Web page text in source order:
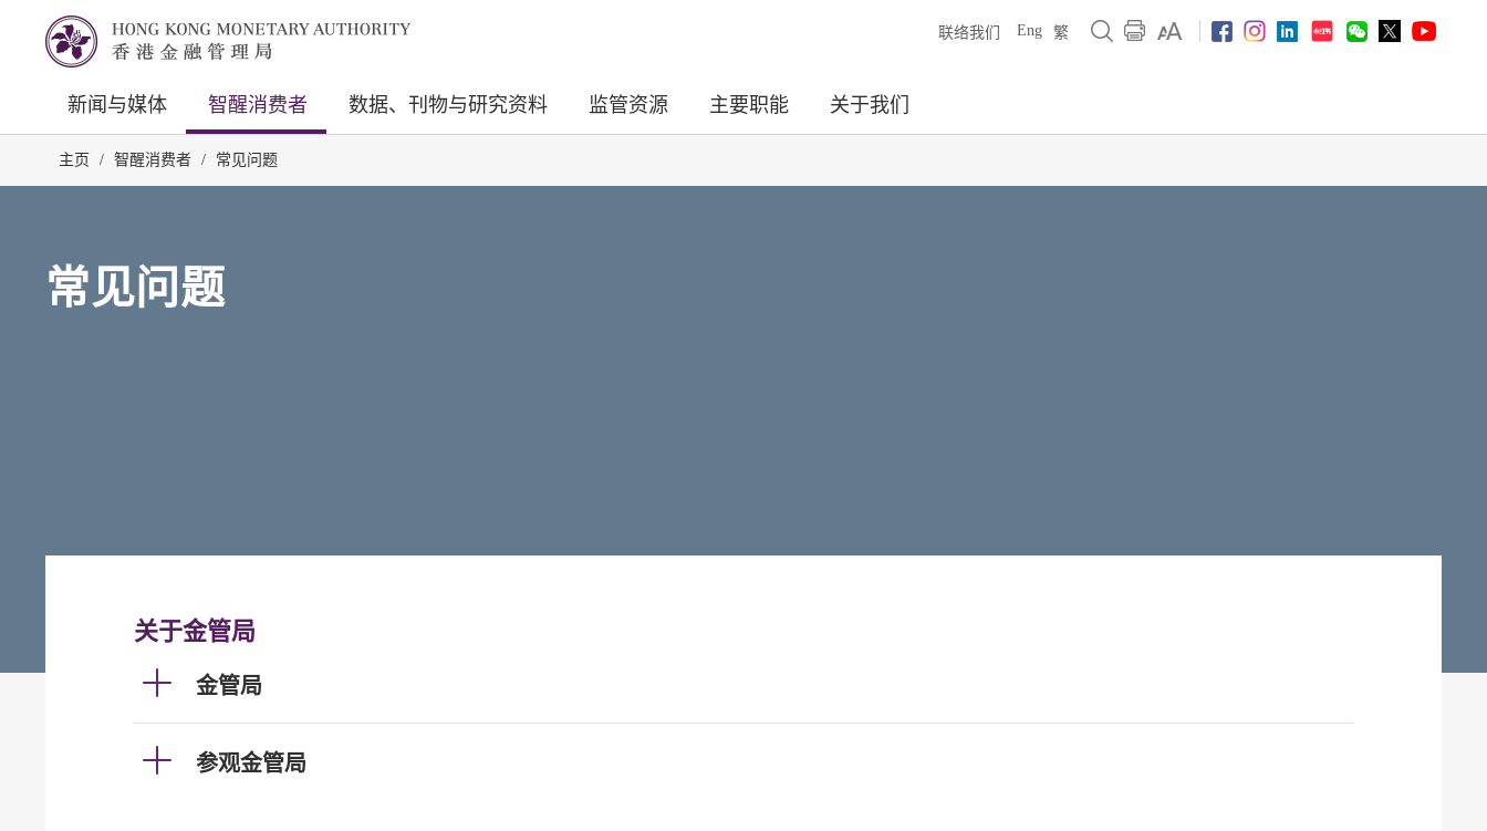
联络我们 Eng 繁
新闻与媒体 智醒消费者 数据、刊物与研究资料 监管资源 主要职能 关于我们
主页 / 智醒消费者 / 常见问题
常见问题
关于金管局
金管局
参观金管局